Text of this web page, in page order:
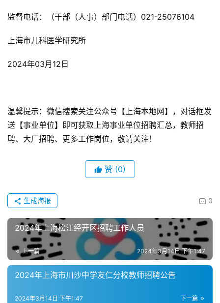
监督电话：（干部（人事）部门电话）021-25076104
上海市儿科医学研究所
2024年03月12日
温馨提示：微信搜索关注公众号【上海本地网】，对话框发
送【事业单位】即可获取上海事业单位招聘汇总，教师招
聘、大厂招聘、更多工作岗位，敬请关注！
赞 (0)
0
生成海报
2024年上海松江经开区招聘工作人员
上一篇 2024年3月14日 下午1:47
2024年上海市川沙中学友仁分校教师招聘公告
下一篇
2024年3月14日 下午1:47